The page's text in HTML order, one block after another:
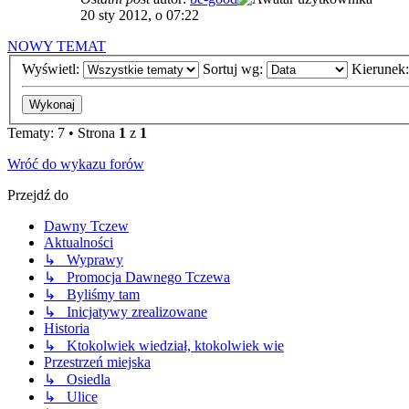
20 sty 2012, o 07:22
NOWY TEMAT
Wyświetl:
Sortuj wg:
Tematy: 7 • Strona 1 z 1
Wróć do wykazu forów
Przejdź do
Dawny Tczew
Aktualności
↳ Wyprawy
↳ Promocja Dawnego Tczewa
↳ Byliśmy tam
↳ Inicjatywy zrealizowane
Historia
↳ Ktokolwiek wiedział, ktokolwiek wie
Przestrzeń miejska
↳ Osiedla
↳ Ulice